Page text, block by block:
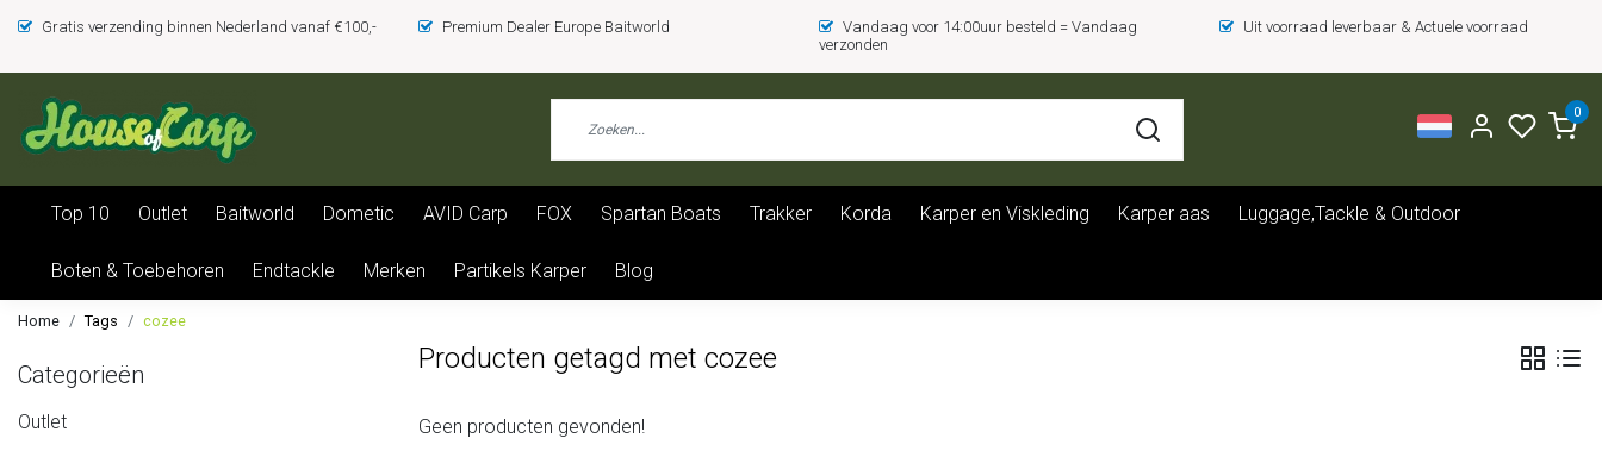
Gratis verzending binnen Nederland vanaf €100,- Premium Dealer Europe Baitworld
Vandaag voor 14:00uur besteld = Vandaag
verzonden
Uit voorraad leverbaar & Actuele voorraad
0
Top 10 Outlet Baitworld Dometic AVID Carp FOX Spartan Boats Trakker Korda Karper en Viskleding Karper aas Luggage,Tackle & Outdoor
Boten & Toebehoren Endtackle Merken Partikels Karper Blog
Home Tags cozee
Categorieën
Outlet
Producten getagd met cozee
Geen producten gevonden!